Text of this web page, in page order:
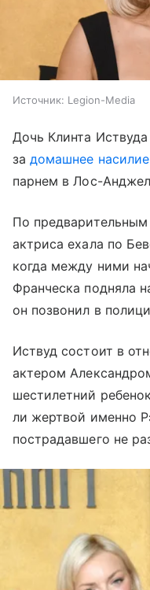
Источник: Legion-Media
Дочь Клинта
задомашнее насилие
парнем в Лос-
По
актриса ехала по
когда между ними
Франческа подняла
он позвонил в
Иствуд состоит в
актером
шестилетний
ли жертвой именно
пострадавшего не